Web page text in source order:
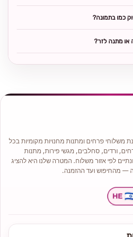
כמו בתמונה?
או מתנה לזר?
משלוחי פרחים ומתנות מחנויות מקומיות בכל
ורדים, סחלבים, מגשי פירות, מתנות
לפי אזור משלוח. המטרה שלנו היא להציג
— מהחיפוש ועד ההזמנה.